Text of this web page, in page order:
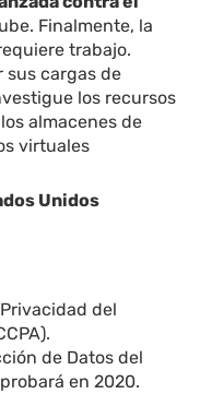
Finalmente, la
trabajo.
sus cargas de
los recursos
almacenes de
virtuales
Unidos
del
de Datos del
en 2020.